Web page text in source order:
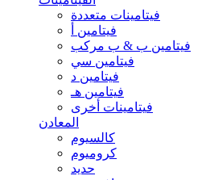
فيتامينات متعددة
فيتامين أ
فيتامين ب & ب مركب
فيتامين سي
فيتامين د
فيتامين هـ
فيتامينات أخرى
المعادن
كالسيوم
كروميوم
حديد